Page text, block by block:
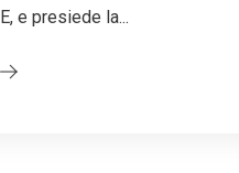
e presiede la...